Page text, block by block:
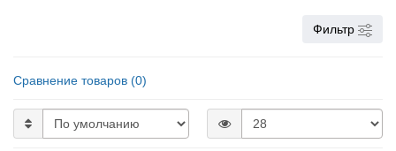
Фильтр
Сравнение товаров (0)